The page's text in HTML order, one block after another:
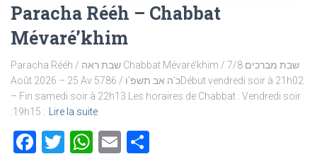
Paracha Rééh – Chabbat
Mévaré’khim
Paracha Rééh / שבת ראה Chabbat Mévaré’khim / שבת מברכים 7/8
Août 2026 – 25 Av 5786 / כ’ה אב תשפ’וDébut vendredi soir à 21h02
– Fin samedi soir à 22h13 Les horaires de Chabbat : Vendredi soir
:19h15 :
Lire la suite
Facebook
Twitter
WhatsApp
Email